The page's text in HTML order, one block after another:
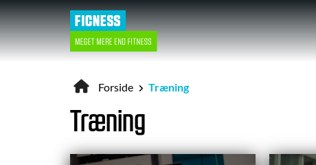
Gå
til
hovedindhold
Brødkrumme
Forside Træning
Træning